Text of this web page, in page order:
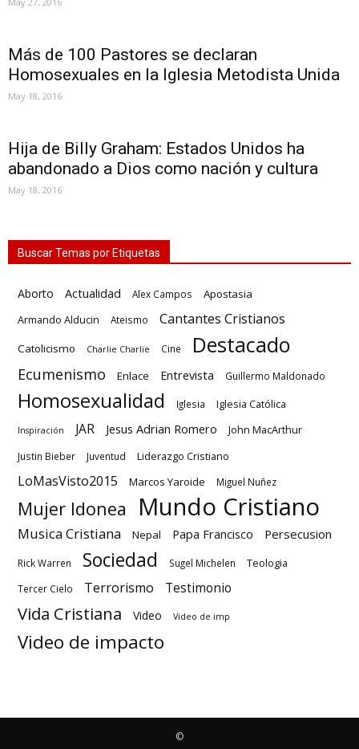
Más de 100 Pastores se declaran
Homosexuales en la Iglesia Metodista Unida
May 18, 2016
Hija de Billy Graham: Estados Unidos ha
abandonado a Dios como nación y cultura
May 18, 2016
Buscar Temas por Etiquetas
Aborto Actualidad Alex Campos
Apostasia
Armando Alducin
Ateismo Cantantes Cristianos
Catolicismo Charlie Charlie Cine Destacado
Ecumenismo Enlace Entrevista Guillermo Maldonado
Homosexualidad Iglesia Iglesia Católica
Inspiración JAR Jesus Adrian Romero John MacArthur
Justin Bieber Juventud Liderazgo Cristiano
LoMasVisto2015 Marcos Yaroide Miguel Nuñez
Mujer Idonea Mundo Cristiano
Musica Cristiana Nepal Papa Francisco Persecusion
Rick Warren Sociedad Sugel Michelen Teologia
Tercer Cielo Terrorismo Testimonio
Vida Cristiana Video Video de imp
Video de impacto
©